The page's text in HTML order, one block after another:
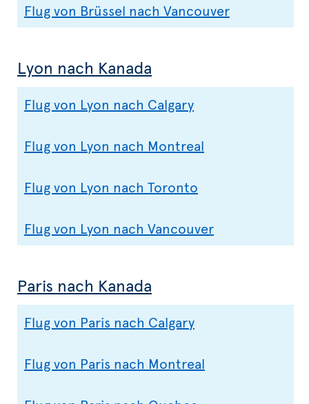
Flug von Brüssel nach Vancouver
Lyon nach Kanada
Flug von Lyon nach Calgary
Flug von Lyon nach Montreal
Flug von Lyon nach Toronto
Flug von Lyon nach Vancouver
Paris nach Kanada
Flug von Paris nach Calgary
Flug von Paris nach Montreal